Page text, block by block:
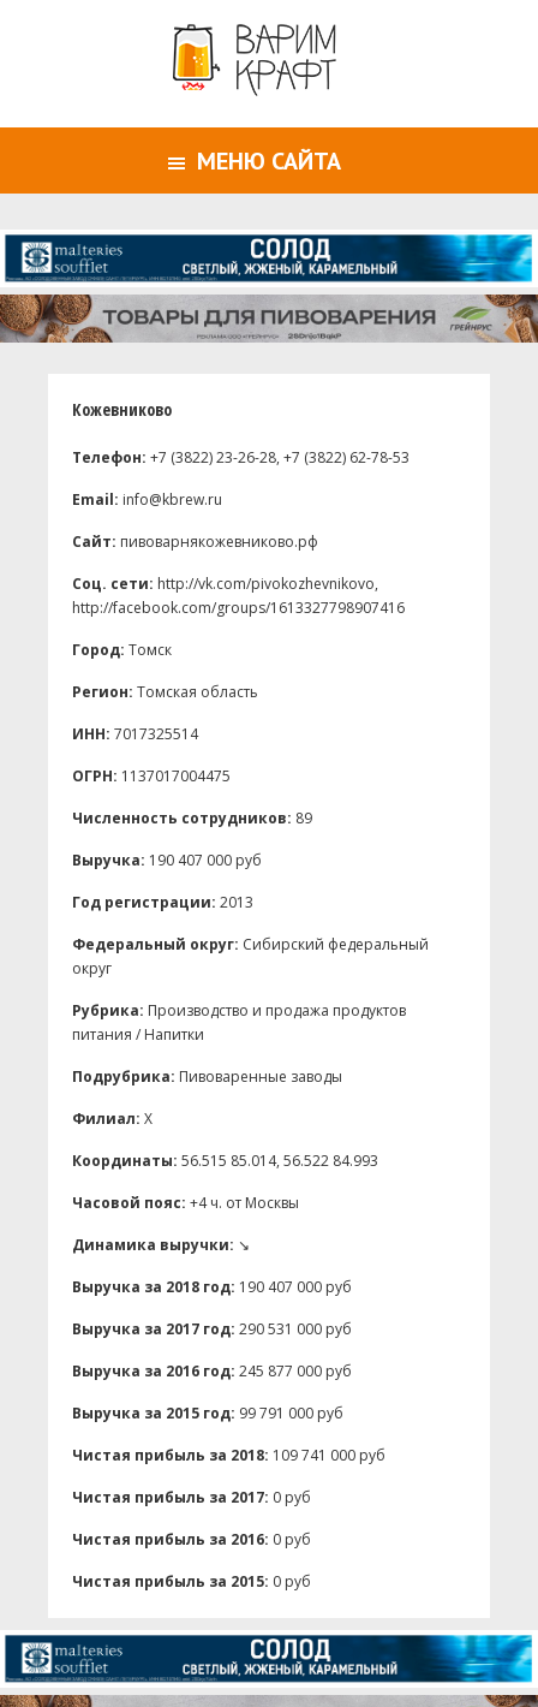
МЕНЮ САЙТА
Кожевниково
Телефон: +7 (3822) 23-26-28, +7 (3822) 62-78-53
Email: info@kbrew.ru
Сайт: пивоварнякожевниково.рф
Соц. сети: http://vk.com/pivokozhevnikovo,
http://facebook.com/groups/1613327798907416
Город: Томск
Регион: Томская область
ИНН: 7017325514
ОГРН: 1137017004475
Численность сотрудников: 89
Выручка: 190 407 000 руб
Год регистрации: 2013
Федеральный округ: Сибирский федеральный
округ
Рубрика: Производство и продажа продуктов
питания / Напитки
Подрубрика: Пивоваренные заводы
Филиал: X
Координаты: 56.515 85.014, 56.522 84.993
Часовой пояс: +4 ч. от Москвы
Динамика выручки: ↘
Выручка за 2018 год: 190 407 000 руб
Выручка за 2017 год: 290 531 000 руб
Выручка за 2016 год: 245 877 000 руб
Выручка за 2015 год: 99 791 000 руб
Чистая прибыль за 2018: 109 741 000 руб
Чистая прибыль за 2017: 0 руб
Чистая прибыль за 2016: 0 руб
Чистая прибыль за 2015: 0 руб